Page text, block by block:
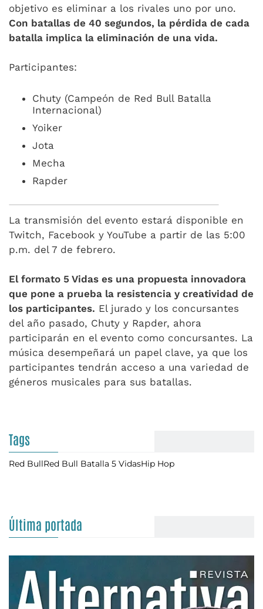
objetivo es eliminar a los rivales uno por uno.
Con batallas de 40 segundos, la pérdida de cada
batalla implica la eliminación de una vida.
Participantes:
Chuty (Campeón de Red Bull Batalla
Internacional)
Yoiker
Jota
Mecha
Rapder
La transmisión del evento estará disponible en
Twitch, Facebook y YouTube a partir de las 5:00
p.m. del 7 de febrero.
El formato 5 Vidas es una propuesta innovadora
que pone a prueba la resistencia y creatividad de
los participantes. El jurado y los concursantes
del año pasado, Chuty y Rapder, ahora
participarán en el evento como concursantes. La
música desempeñará un papel clave, ya que los
participantes tendrán acceso a una variedad de
géneros musicales para sus batallas.
Tags
Red BullRed Bull Batalla 5 VidasHip Hop
Última portada